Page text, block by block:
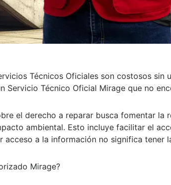
Técnicos Oficiales son costosos sin
Servicio Técnico Oficial Mirage que no
el derecho a reparar busca fomentar la
ambiental. Esto incluye facilitar el
acceso a la información no significa tener
Mirage?